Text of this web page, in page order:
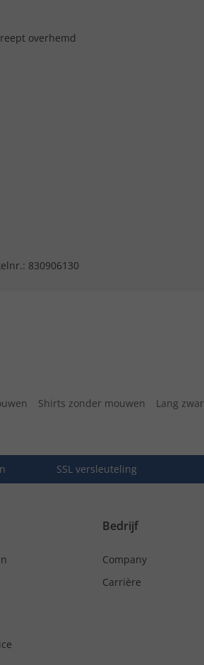
overhemd
830906130
Shirts zonder mouwen
Lang
SSL versleuteling
Bedrijf
Company
Carrière